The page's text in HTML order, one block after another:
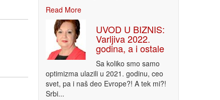
Read More
UVOD U BIZNIS:
Varljiva 2022.
godina, a i ostale
Sa koliko smo samo
optimizma ulazili u 2021. godinu, ceo
svet, pa i naš deo Evrope?! A tek mi?!
Srbi...